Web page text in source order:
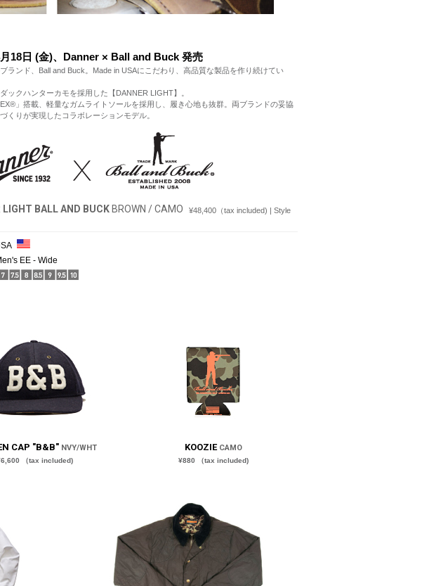
18日 (金)、Danner × Ball and Buck 発売
ランド、Ball and Buck。Made in USAにこだわり、高品質な製品を作り続けてい
ックハンターカモを採用した【DANNER LIGHT】。
」搭載、軽量なガムライトソールを採用し、履き心地も抜群。両ブランドの妥協
くりが実現したコラボレーションモデル。
LIGHT BALL AND BUCK BROWN / CAMO
¥48,400（tax included) | Style
EE - Wide
CAP "B&B" NVY/WHT
（tax included)
KOOZIE CAMO
¥880 （tax included)